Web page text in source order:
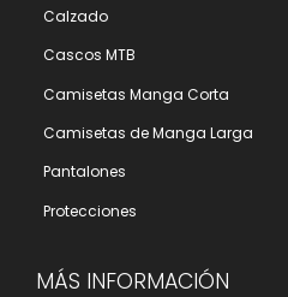
Calzado
Cascos MTB
Camisetas Manga Corta
Camisetas de Manga Larga
Pantalones
Protecciones
MÁS INFORMACIÓN